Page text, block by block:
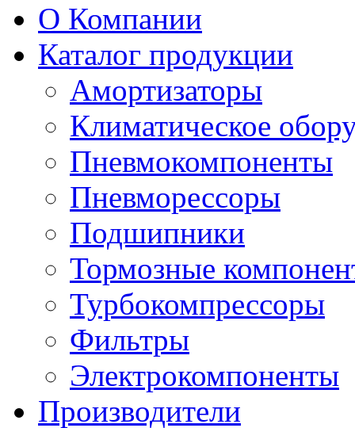
О Компании
Каталог продукции
Амортизаторы
Климатическое
Пневмокомпоненты
Пневморессоры
Подшипники
Тормозные
Турбокомпрессоры
Фильтры
Электрокомпоненты
Производители